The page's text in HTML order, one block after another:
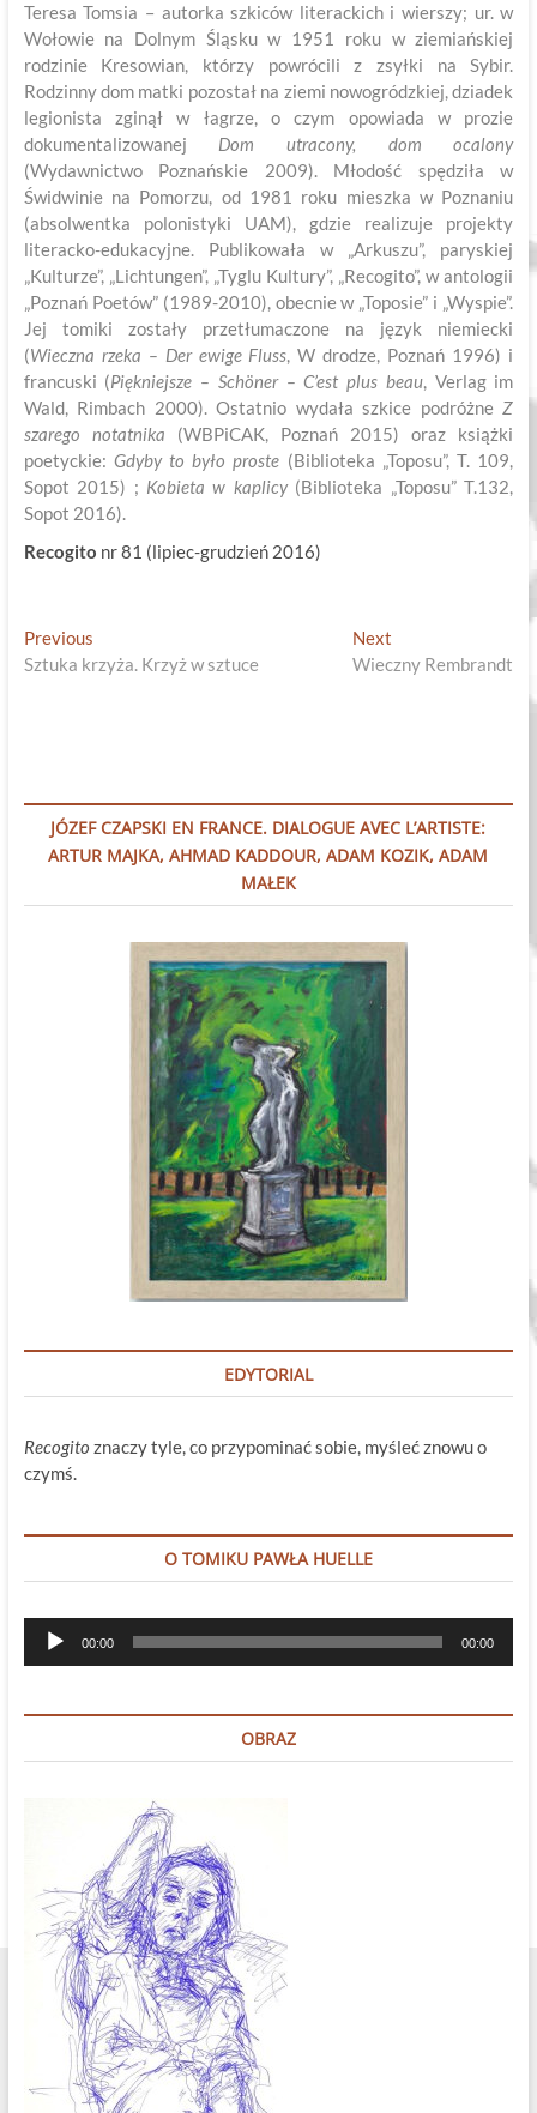
Teresa Tomsia – autorka szkiców literackich i wierszy; ur. w
Wołowie na Dolnym Śląsku w 1951 roku w ziemiańskiej
rodzinie Kresowian, którzy powrócili z zsyłki na Sybir.
Rodzinny dom matki pozostał na ziemi nowogródzkiej, dziadek
legionista zginął w łagrze, o czym opowiada w prozie
dokumentalizowanej Dom utracony, dom ocalony
(Wydawnictwo Poznańskie 2009). Młodość spędziła w
Świdwinie na Pomorzu, od 1981 roku mieszka w Poznaniu
(absolwentka polonistyki UAM), gdzie realizuje projekty
literacko-edukacyjne. Publikowała w „Arkuszu”, paryskiej
„Kulturze”, „Lichtungen”, „Tyglu Kultury”, „Recogito”, w antologii
„Poznań Poetów” (1989-2010), obecnie w „Toposie” i „Wyspie”.
Jej tomiki zostały przetłumaczone na język niemiecki
(Wieczna rzeka – Der ewige Fluss, W drodze, Poznań 1996) i
francuski (Piękniejsze – Schöner – C’est plus beau, Verlag im
Wald, Rimbach 2000). Ostatnio wydała szkice podróżneZ
szarego notatnika (WBPiCAK, Poznań 2015) oraz książki
poetyckie: Gdyby to było proste (Biblioteka „Toposu”, T. 109,
Sopot 2015) ; Kobieta w kaplicy(Biblioteka „Toposu” T.132,
Sopot 2016).
Recogito nr 81 (lipiec-grudzień 2016)
Nawigacja
wpisu
PreviousPrevious
post:
Sztuka krzyża. Krzyż w sztuce
Next
post:
Wieczny Rembrandt
JÓZEF CZAPSKI EN FRANCE. DIALOGUE AVEC L’ARTISTE:
ARTUR MAJKA, AHMAD KADDOUR, ADAM KOZIK, ADAM
MAŁEK
EDYTORIAL
Recogito znaczy tyle, co przypominać sobie, myśleć znowu o
czymś.
O TOMIKU PAWŁA HUELLE
Odtwarzacz
plików
00:00 00:00
OBRAZ